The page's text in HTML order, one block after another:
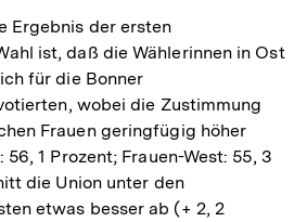
Ergebnis der ersten
ist, daß die Wählerinnen in Ost
für die Bonner
wobei die Zustimmung
Frauen geringfügig höher
1 Prozent; Frauen-West: 55, 3
die Union unter den
etwas besser ab (+ 2, 2